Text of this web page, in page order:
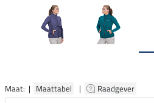
Maat: | Maattabel | Raadgever